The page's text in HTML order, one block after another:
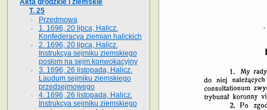
T. 25
Przedmowa
1. 1696, 20 lipca, Halicz.
Konfederacya ziemian halickich
2. 1696, 20 lipca, Halicz.
Instrukcya sejmiku ziemskiego
posłom na sejm konwokacyjny
3. 1696, 26 listopada, Halicz.
Laudum sejmiku ziemskiego
przedsejmowego
4. 1696, 26 listopada, Halicz.
Instrukcya sejmiku ziemskiego